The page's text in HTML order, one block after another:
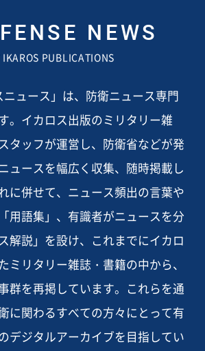
NEWS
IKAROS PUBLICATIONS
ニュース」は、防衛ニュース専門
。イカロス出版のミリタリー雑
タッフが運営し、防衛省などが発
ュースを幅広く収集、随時掲載し
に併せて、ニュース頻出の言葉や
用語集」、有識者がニュースを分
解説」を設け、これまでにイカロ
ミリタリー雑誌・書籍の中から、
群を再掲しています。これらを通
に関わるすべての方々にとって有
デジタルアーカイブを目指してい